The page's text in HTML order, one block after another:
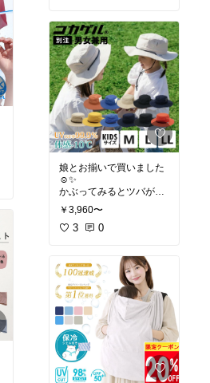
ど、風が通って熱がこも
らないのが🙆
#ストッケヨーヨー#パラ
ソル#暑さ対策#夏 #オリ
ジナル写真
娘とお揃いで買いました
☺️✨
かぶってみるとツバが広
くて、確かに木陰のよう
に涼しい🍃
サイズ感でした。
子どもとのお出かけで
は、日傘がなかなかさせ
ないので日傘代わりにも
ピッタリ🙆
水遊び場でも日傘が使え
ないところがあったの
で、この帽子があって助
￥3,960〜
3 0